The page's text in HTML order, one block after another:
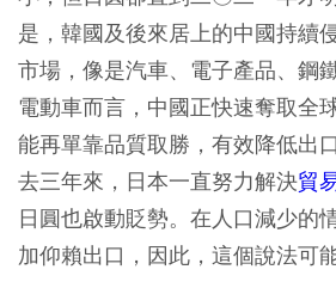
是，韓國及後來居上的中國持續
市場，像是汽車、電子產品、鋼
電動車而言，中國正快速奪取全
能再單靠品質取勝，有效降低出
去三年來，日本一直努力解決貿
日圓也啟動貶勢。在人口減少的
加仰賴出口，因此，這個說法可